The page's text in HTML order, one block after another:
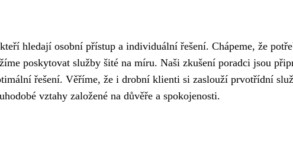
hledají osobní přístup a individuální řešení. Chápeme, že
poskytovat služby šité na míru. Naši zkušení poradci jsou
řešení. Věříme, že i drobní klienti si zaslouží prvotřídní
vztahy založené na důvěře a spokojenosti.